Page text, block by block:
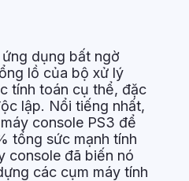
dụng bất ngờ
lồ của bộ xử lý
tính toán cụ thể, đặc
lập. Nổi tiếng nhất,
console PS3 để
tổng sức mạnh tính
console đã biến nó
các cụm máy tính